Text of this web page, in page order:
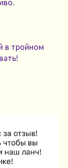
в тройном